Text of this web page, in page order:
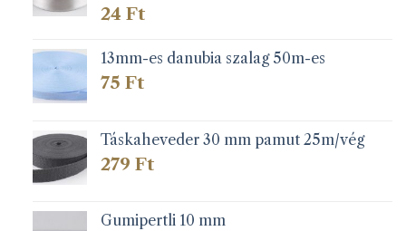
24 Ft
13mm-es danubia szalag 50m-es
75 Ft
Táskaheveder 30 mm pamut 25m/vég
279 Ft
Gumipertli 10 mm